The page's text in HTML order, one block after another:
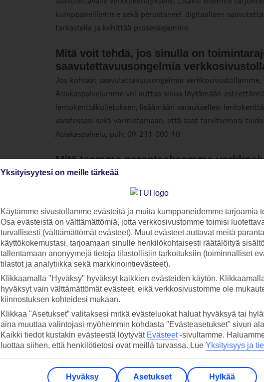
kumppaneillemme sekä perustaneet digitaalisen
tarkastella ja kehittää prosessejamme.
Mitä voit tehdä, jos sinulla on
saavutettavuusongelmia
Jos kohtaat saavutettavuusongelmia
Asiakaspalvelumme voi auttaa sinua löytämään
lentokenttäkuljetuksen, lisäämään varauksellesi
varatessasi sekä varmistamaan, että saat tarvitsemasi
Asiakaspalvelu, puh. 09-231 000 10
Mitä teemme parantaaksemme
saavutettavuutta?
Tunnistamme ja korjaamme jatkuvasti verkkosivustomme
saavuttaa merkittäviä edistysaskeleita saavutettavuuden
aikana.
Työstämme parhaillaan seuraavia asioita:
Jatkamme tiimiemme kouluttamista saavutettavuuden
Digitaalisen saavutettavuuden työryhmämme
Parannamme saavutettavuutta aina, kun
uudet verkkosivujen tuotteet tarjoavat saavutettavia
Keräämme käyttäjäpalautetta verkkotyökalujemme
Yksityisyytesi on meille tärkeää
Käytämme sivustollamme evästeitä ja muita kumppaneidemme tarjoamia
Osa evästeistä on välttämättömiä, jotta verkkosivustomme toimisi
turvallisesti (välttämättömät evästeet). Muut evästeet auttavat meitä
käyttökokemustasi, tarjoamaan sinulle henkilökohtaisesti räätälöityä
tallentamaan anonyymejä tietoja tilastollisiin tarkoituksiin (toiminnalliset
tilastot ja analytiikka sekä markkinointievästeet).
Klikkaamalla "Hyväksy" hyväksyt kaikkien evästeiden käytön.
hyväksyt vain välttämättömät evästeet, eikä verkkosivustomme ole
kiinnostuksen kohteidesi mukaan.
Klikkaa "Asetukset” valitaksesi mitkä evästeluokat haluat hyväksyä tai
aina muuttaa valintojasi myöhemmin kohdasta "Evästeasetukset" sivun
Kaikki tiedot kustakin evästeestä löytyvät Evästeet-sivultamme.
luottaa siihen, että henkilötietosi ovat meillä turvassa. Lue Yksityisyys ja
Hyväksy Asetukset Hylkää